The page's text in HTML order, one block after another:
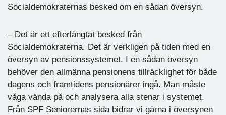
Socialdemokraternas besked om en sådan översyn.
– Det är ett efterlängtat besked från
Socialdemokraterna. Det är verkligen på tiden med en
översyn av pensionssystemet. I en sådan översyn
behöver den allmänna pensionens tillräcklighet för både
dagens och framtidens pensionärer ingå. Man måste
våga vända på och analysera alla stenar i systemet.
Från SPF Seniorernas sida bidrar vi gärna i översynen